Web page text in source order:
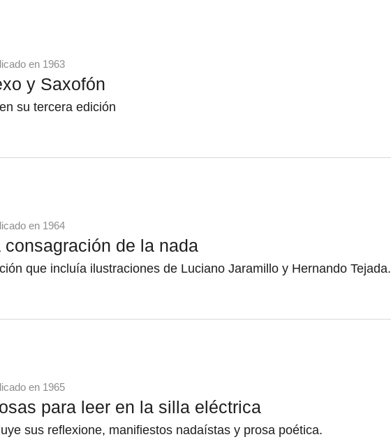
en 1963
y Saxofón
su tercera edición
en 1964
consagración de la nada
que incluía ilustraciones de Luciano Jaramillo y Hernando Tejada.
en 1965
para leer en la silla eléctrica
sus reflexione, manifiestos nadaístas y prosa poética.